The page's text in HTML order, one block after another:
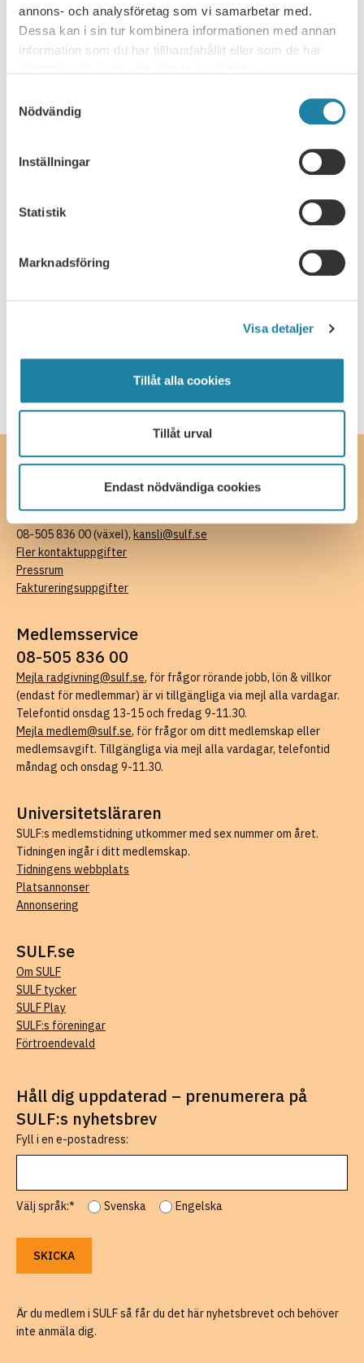
annons- och analysföretag som vi samarbetar med.
Dessa kan i sin tur kombinera informationen med annan
information som du har tillhandahållit eller som de har
Nödvändig
Inställningar
Statistik
Marknadsföring
Visa detaljer
Tillåt alla cookies
Tillåt urval
Endast nödvändiga cookies
Akademikerveckan – webbinarium: Är
du redo för framtidens arbetsliv?
efterfrågad krävs nya sätt att tänka, lära och leda sig
16 september, 2026
Läs mer
17
Webinar: How to maximize your salary
discussion. SULF's ombudsmen Mikael Brisslert and Malin
how to prepare you for your next …
Kontakta oss
SULF, Sveriges universitetslärare och forskare
Ferkens gränd 4, 111 30 Stockholm
08-505 836 00 (växel), kansli@sulf.se
Fler kontaktuppgifter
Pressrum
Faktureringsuppgifter
Medlemsservice
08-505 836 00
Mejla radgivning@sulf.se, för frågor rörande jobb, lön & villkor
(endast för medlemmar) är vi tillgängliga via mejl alla vardagar.
Telefontid onsdag 13-15 och fredag 9-11.30.
Mejla medlem@sulf.se, för frågor om ditt medlemskap eller
medlemsavgift. Tillgängliga via mejl alla vardagar, telefontid
måndag och onsdag 9-11.30.
Universitetsläraren
SULF:s medlemstidning utkommer med sex nummer om året.
Tidningen ingår i ditt medlemskap.
Tidningens webbplats
Platsannonser
Annonsering
SULF.se
Om SULF
SULF tycker
SULF Play
SULF:s föreningar
Förtroendevald
Håll dig uppdaterad – prenumerera på
SULF:s nyhetsbrev
Fyll i en e-postadress:
Välj språk:* Svenska Engelska
Är du medlem i SULF så får du det här nyhetsbrevet och behöver
inte anmäla dig.